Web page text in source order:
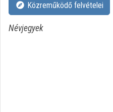
Intézményi kezdőlap
Közreműködő felvételei
Névjegyek